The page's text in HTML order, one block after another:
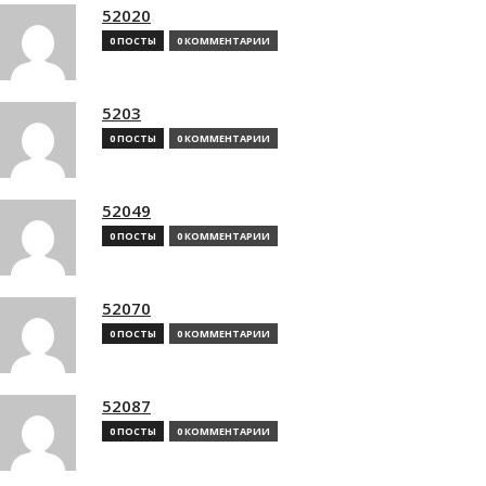
52020
0 ПОСТЫ 0 КОММЕНТАРИИ
5203
0 ПОСТЫ 0 КОММЕНТАРИИ
52049
0 ПОСТЫ 0 КОММЕНТАРИИ
52070
0 ПОСТЫ 0 КОММЕНТАРИИ
52087
0 ПОСТЫ 0 КОММЕНТАРИИ